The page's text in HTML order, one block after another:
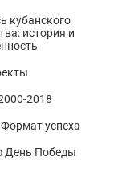
кубанского
история и
2018
успеха
День Победы